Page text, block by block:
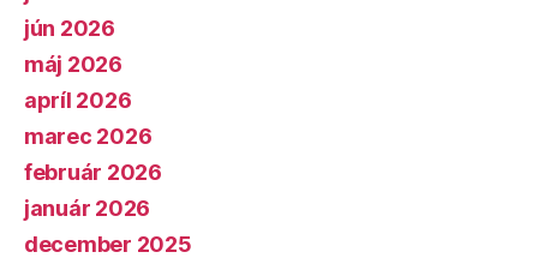
jún 2026
máj 2026
apríl 2026
marec 2026
február 2026
január 2026
december 2025